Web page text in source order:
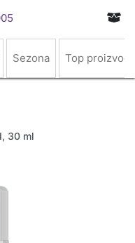
Sezona Top proizvodi
30 ml